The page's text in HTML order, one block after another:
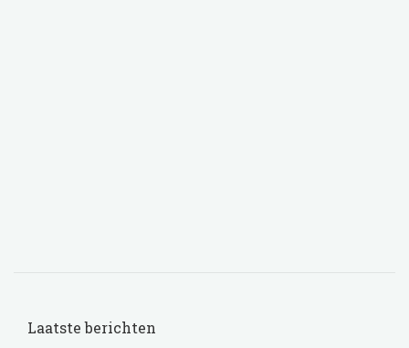
Laatste berichten